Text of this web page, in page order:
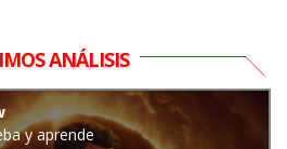
ANÁLISIS
y aprende